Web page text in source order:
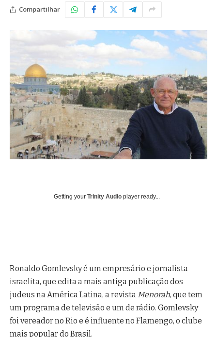
Compartilhar
Getting your Trinity Audio player ready...
Ronaldo Gomlevsky é um empresário e jornalista
israelita, que edita a mais antiga publicação dos
judeus na América Latina, a revista Menorah, que tem
um programa de televisão e um de rádio. Gomlevsky
foi vereador no Rio e é influente no Flamengo, o clube
mais popular do Brasil.